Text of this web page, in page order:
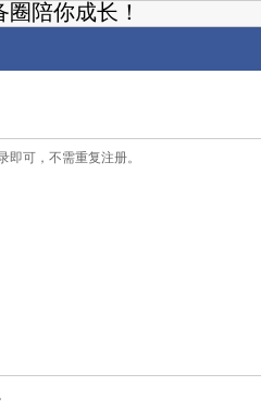
陪你成长！
可，不需重复注册。